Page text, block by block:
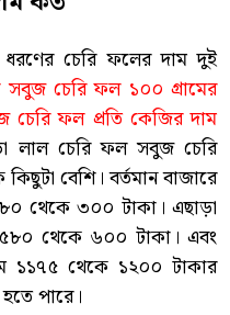
চেরি ফলের দাম দুই
সবুজ চেরি ফল ১০০ গ্রামের
ফল প্রতি কেজির দাম
লাল চেরি ফল সবুজ চেরি
বেশি। বর্তমান বাজারে
থেকে ৩০০ টাকা। এছাড়া
থেকে ৬০০ টাকা। এবং
১১৭৫ থেকে ১২০০ টাকার
পারে।